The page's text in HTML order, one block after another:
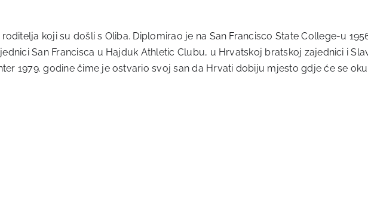
koji su došli s Oliba. Diplomirao je na San Francisco State College-u
San Francisca u Hajduk Athletic Clubu, u Hrvatskoj bratskoj zajednici i
1979. godine čime je ostvario svoj san da Hrvati dobiju mjesto gdje će se